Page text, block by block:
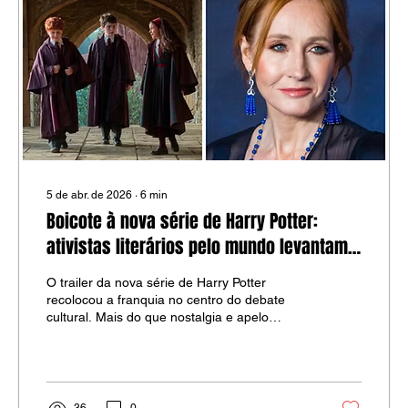
5 de abr. de 2026 ∙ 6 min
Boicote à nova série de Harry Potter:
ativistas literários pelo mundo levantam
vozes em protesto
O trailer da nova série de Harry Potter
recolocou a franquia no centro do debate
cultural. Mais do que nostalgia e apelo
obra como se J. K. Rowling estivesse
ausente, neutra no debate público e